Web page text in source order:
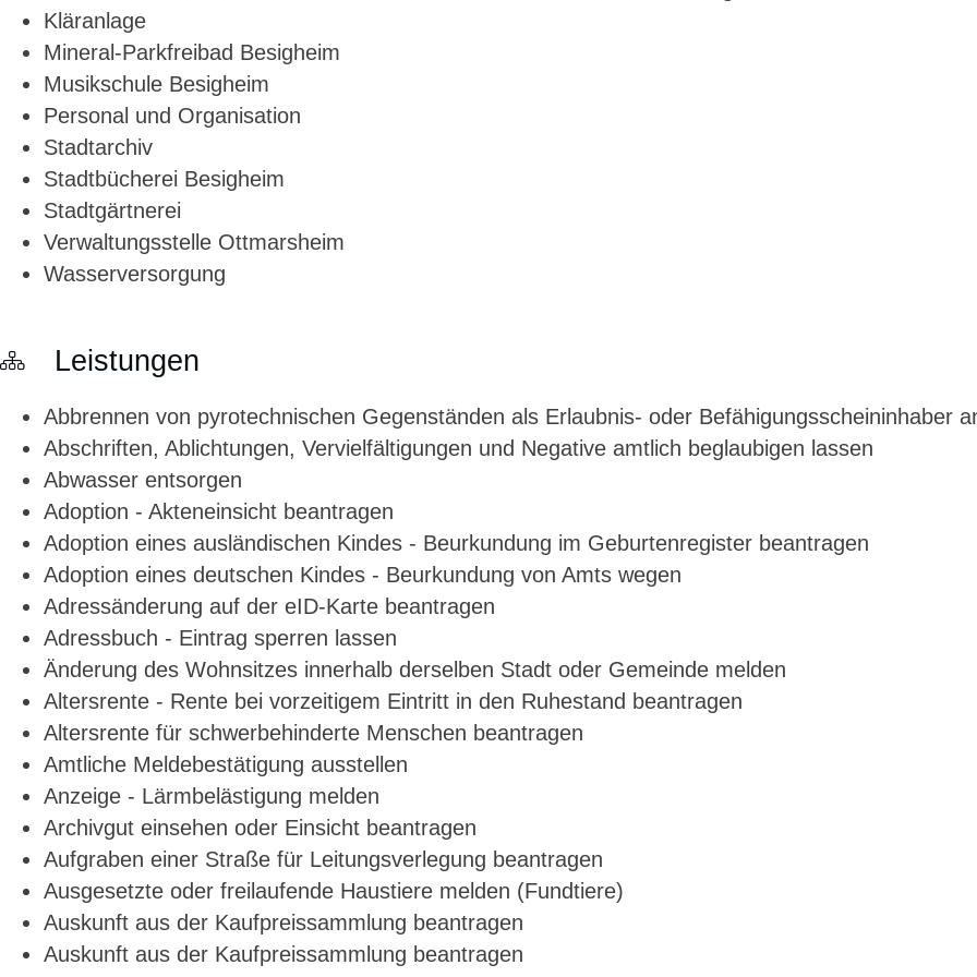
Kläranlage
Mineral-Parkfreibad Besigheim
Musikschule Besigheim
Personal und Organisation
Stadtarchiv
Stadtbücherei Besigheim
Stadtgärtnerei
Verwaltungsstelle Ottmarsheim
Wasserversorgung
Leistungen
Abbrennen von pyrotechnischen Gegenständen als Erlaubnis- oder Befähigungsscheininhaber
Abschriften, Ablichtungen, Vervielfältigungen und Negative amtlich beglaubigen lassen
Abwasser entsorgen
Adoption - Akteneinsicht beantragen
Adoption eines ausländischen Kindes - Beurkundung im Geburtenregister beantragen
Adoption eines deutschen Kindes - Beurkundung von Amts wegen
Adressänderung auf der eID-Karte beantragen
Adressbuch - Eintrag sperren lassen
Änderung des Wohnsitzes innerhalb derselben Stadt oder Gemeinde melden
Altersrente - Rente bei vorzeitigem Eintritt in den Ruhestand beantragen
Altersrente für schwerbehinderte Menschen beantragen
Amtliche Meldebestätigung ausstellen
Anzeige - Lärmbelästigung melden
Archivgut einsehen oder Einsicht beantragen
Aufgraben einer Straße für Leitungsverlegung beantragen
Ausgesetzte oder freilaufende Haustiere melden (Fundtiere)
Auskunft aus der Kaufpreissammlung beantragen
Auskunft aus der Kaufpreissammlung beantragen